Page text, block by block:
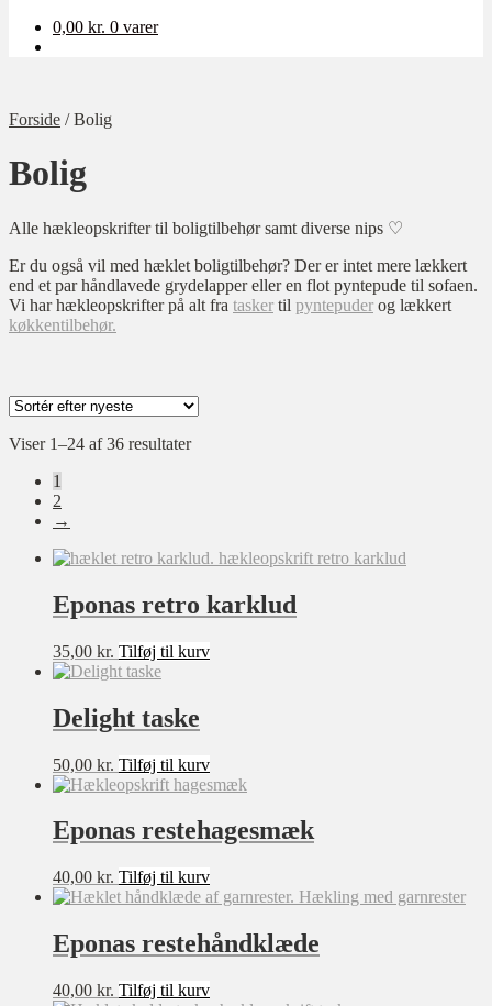
0,00 kr. 0 varer
Forside /Bolig
Bolig
Alle hækleopskrifter til boligtilbehør samt diverse nips ♡
Er du også vil med hæklet boligtilbehør? Der er intet mere lækkert
end et par håndlavede grydelapper eller en flot pyntepude til sofaen.
Vi har hækleopskrifter på alt fra tasker til pyntepuder og lækkert
køkkentilbehør.
Kategori
Sværhedsgrad
★★★★★
★★★★☆
★★★☆☆
★★☆☆☆
★☆☆☆☆
Størrelse
XS
S
Viser 1–24 af 36 resultaterSorteret
1
2
→
Eponas retro karklud
35,00 kr. Tilføj til kurv
Delight taske
50,00 kr. Tilføj til kurv
Eponas restehagesmæk
40,00 kr. Tilføj til kurv
Eponas restehåndklæde
40,00 kr. Tilføj til kurv